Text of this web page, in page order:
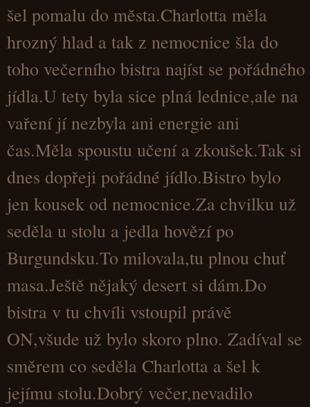
šel pomalu do města.Charlotta měla
hrozný hlad a tak z nemocnice šla do
toho večerního bistra najíst se pořádného
jídla.U tety byla sice plná lednice,ale na
vaření jí nezbyla ani energie ani
čas.Měla spoustu učení a zkoušek.Tak si
dnes dopřeji pořádné jídlo.Bistro bylo
jen kousek od nemocnice.Za chvilku už
seděla u stolu a jedla hovězí po
Burgundsku.To milovala,tu plnou chuť
masa.Ještě nějaký desert si dám.Do
bistra v tu chvíli vstoupil právě
ON,všude už bylo skoro plno. Zadíval se
směrem co seděla Charlotta a šel k
jejímu stolu.Dobrý večer,nevadilo